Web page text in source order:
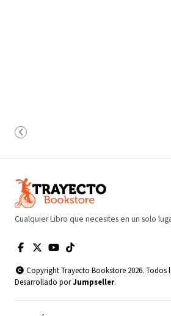
Cualquier Libro que necesites en un solo
Copyright Trayecto Bookstore 2026. Todos
Desarrollado porJumpseller.